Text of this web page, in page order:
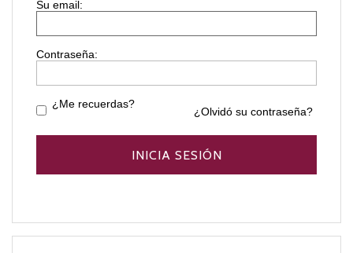
Contraseña:
¿Me recuerdas?
¿Olvidó su contraseña?